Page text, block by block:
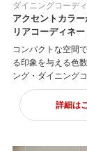
ダイニングコーデ
アクセントカラ
リアコーディネー
コンパクトな空間
る印象を与える色
ング・ダイニングコ
詳細は